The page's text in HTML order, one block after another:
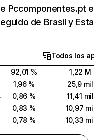
Pccomponentes.pt
de Brasil y
Todos los
92,01 %
1,22 M
1,96 %
25,9 mil
0,86 %
11,41 mil
0,83 %
10,97
0,78 % 10,33